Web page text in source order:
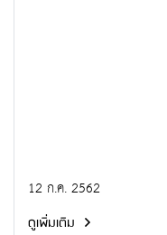
12 ก.ค. 2562
ดูเพิ่มเติม